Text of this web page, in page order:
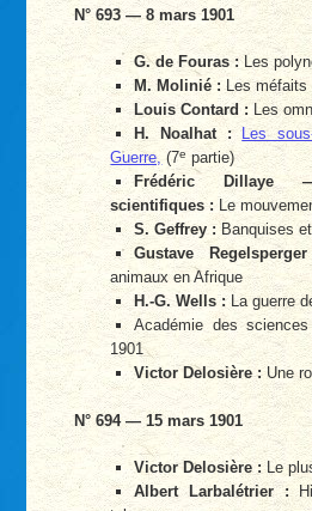
N° 693 — 8 mars 1901
G. de Fouras :Les
M. Molinié : Les méfaits
Louis Contard : Les
H. Noalhat :
Les
Guerre, (7e partie)
Frédéric Dillaye
scientifiques : Le
S. Geffrey : Banquises
Gustave
animaux en Afrique
H.-G. Wells :La guerre
Académie des
1901
Victor Delosière :Une
N° 694 — 15 mars 1901
Victor Delosière : Le
Albert Larbalétrier :